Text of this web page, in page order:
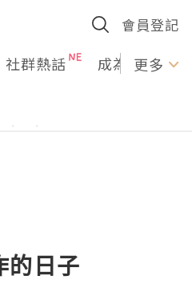
會員登記
社群熱話 成為U更多
的日子